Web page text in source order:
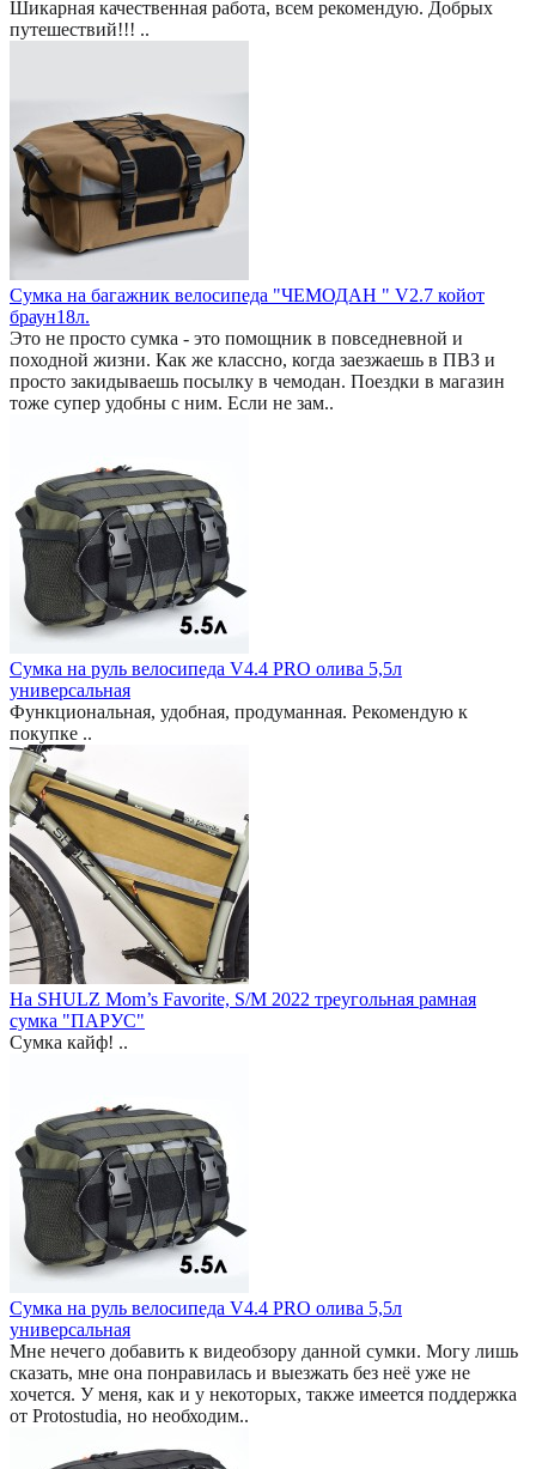
Шикарная качественная работа, всем рекомендую. Добрых
путешествий!!! ..
Сумка на багажник велосипеда "ЧЕМОДАН " V2.7 койот
браун18л.
Это не просто сумка - это помощник в повседневной и
походной жизни. Как же классно, когда заезжаешь в ПВЗ и
просто закидываешь посылку в чемодан. Поездки в магазин
тоже супер удобны с ним. Если не зам..
Сумка на руль велосипеда V4.4 PRO олива 5,5л
универсальная
Функциональная, удобная, продуманная. Рекомендую к
покупке ..
На SHULZ Mom’s Favorite, S/M 2022 треугольная рамная
сумка "ПАРУС"
Сумка кайф! ..
Сумка на руль велосипеда V4.4 PRO олива 5,5л
универсальная
Мне нечего добавить к видеобзору данной сумки. Могу лишь
сказать, мне она понравилась и выезжать без неё уже не
хочется. У меня, как и у некоторых, также имеется поддержка
от Protostudia, но необходим..